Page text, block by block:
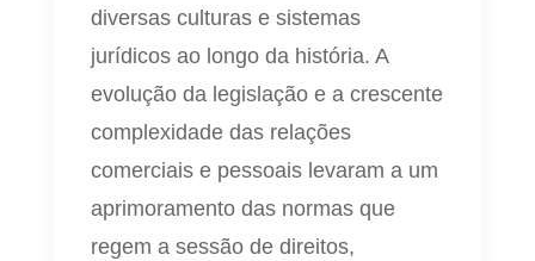
diversas culturas e sistemas
jurídicos ao longo da história. A
evolução da legislação e a crescente
complexidade das relações
comerciais e pessoais levaram a um
aprimoramento das normas que
regem a sessão de direitos,